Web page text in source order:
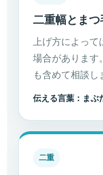
二重幅とま
上げ方によっ
場合があります
も含めて相談し
伝える言葉：まぶ
二重